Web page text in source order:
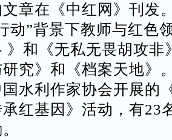
章在《中红网》刊发
动”背景下教师与红色
》和《无私无畏胡攻非
研究》和《档案天地》
水利作家协会开展的
红基因》活动，有23